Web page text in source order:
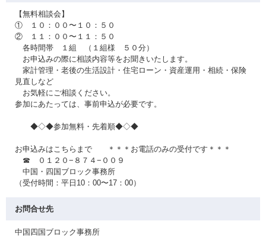
【無料相談会】
① １０：００〜１０：５０
② １１：００〜１１：５０
各時間帯 １組 （１組様 ５０分）
お申込みの際に相談内容等をお聞きいたします。
家計管理・老後の生活設計・住宅ローン・資産運用・相続・保険
見直しなど
お気軽にご相談ください。
参加にあたっては、事前申込が必要です。
◆◇◆参加無料・先着順◆◇◆
お申込みはこちらまで ＊＊＊お電話のみの受付です＊＊＊
☎ ０１２０−８７４−００９
中国・四国ブロック事務所
（受付時間：平日10：00〜17：00）
お問合せ先
中国四国ブロック事務所